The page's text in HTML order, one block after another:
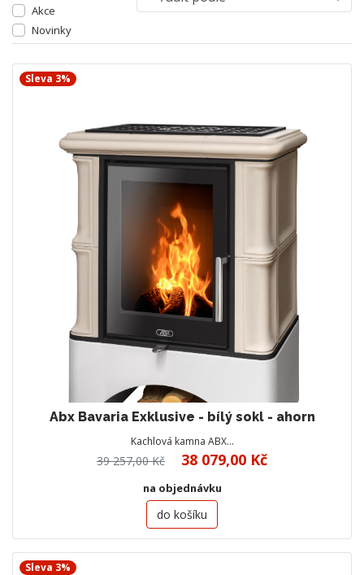
Akce
Novinky
Sleva 3%
Abx Bavaria Exklusive - bílý sokl - ahorn
Kachlová kamna ABX…
39 257,00 Kč 38 079,00 Kč
na objednávku
do košíku
Sleva 3%